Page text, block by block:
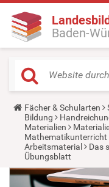
Baden-
Y
o
u
a
r
e
h
e
Fächer & Schularten
Bildung
Materialien
Mathematikunterricht
Arbeitsmaterial
Das
Übungsblatt